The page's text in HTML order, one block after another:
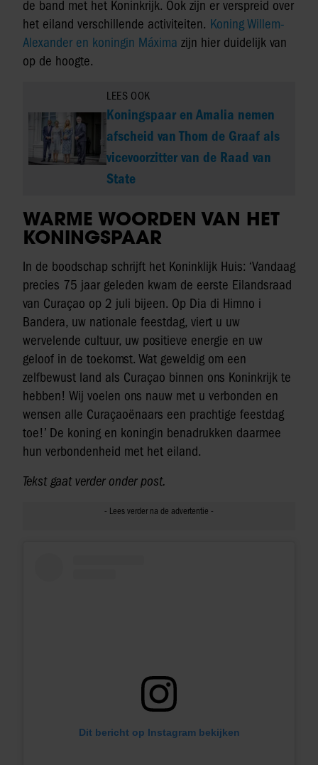
de band met het Koninkrijk. Ook zijn er verspreid over
het eiland verschillende activiteiten. Koning Willem-
Alexander en koningin Máxima zijn hier duidelijk van
op de hoogte.
LEES OOK
Koningspaar en Amalia nemen
afscheid van Thom de Graaf als
vicevoorzitter van de Raad van
State
WARME WOORDEN VAN HET
KONINGSPAAR
In de boodschap schrijft het Koninklijk Huis: ‘Vandaag
precies 75 jaar geleden kwam de eerste Eilandsraad
van Curaçao op 2 juli bijeen. Op Dia di Himno i
Bandera, uw nationale feestdag, viert u uw
wervelende cultuur, uw positieve energie en uw
geloof in de toekomst. Wat geweldig om een
zelfbewust land als Curaçao binnen ons Koninkrijk te
hebben! Wij voelen ons nauw met u verbonden en
wensen alle Curaçaoënaars een prachtige feestdag
toe!’ De koning en koningin benadrukken daarmee
hun verbondenheid met het eiland.
Tekst gaat verder onder post.
Dit bericht op Instagram bekijken